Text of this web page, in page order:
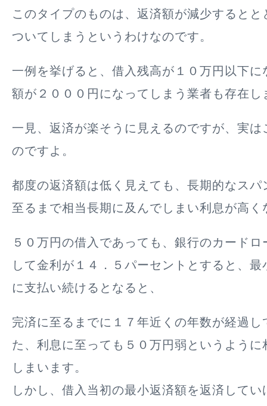
このタイプのものは、 返済額が減少するとと
ついてしまう というわけなのです。
一例を挙げると、借入残高が１０万円以下に
額が２０００円になってしまう業者も存在し
一見、返済が楽そうに見えるのですが、実は
のですよ。
都度の返済額は低く見えても、長期的なスパ
至るまで相当長期に及んでしまい利息が高く
５０万円の借入であっても、銀行のカード
して金利が１４．５パーセントとすると、
に支払い続けるとなると、
完済に至るまでに１７年近くの年数が経過し
た、利息に至っても５０万円弱というように
しまいます。
しかし、借入当初の最小返済額を返済して